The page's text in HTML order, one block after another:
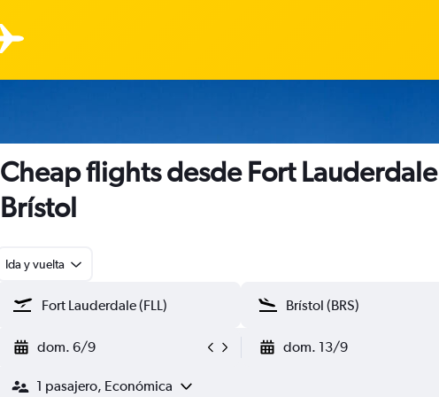
Cheap flights desde Fort
Brístol
Ida y vuelta
dom. 6/9 dom. 13/9
1 pasajero, Económica